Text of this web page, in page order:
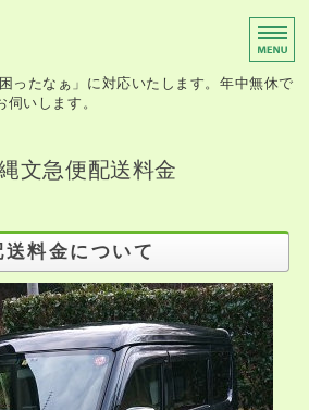
ったなぁ」に対応いたします。年中無休で
いします。
文急便配送料金
料金について